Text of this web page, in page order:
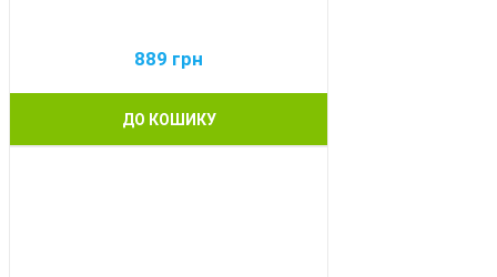
889 грн
ДО КОШИКУ